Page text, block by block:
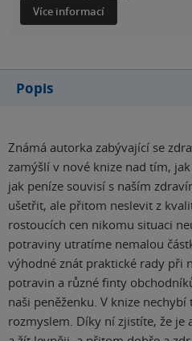
Více informací
Popis
Známá autorka zabývající se
zamýšlí v nové knize nad tím,
jak peníze souvisí s naším
ušetřit, ale přitom neslevit z
rostoucích cen nikomu situaci
potraviny utratíme nemalou
výhodné znát praktické rady při
potravin a různé finty
naši peněženku. V knize
rozmyslem. Díky ní zjistíte, že je